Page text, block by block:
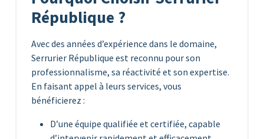
République ?
Avec des années d’expérience dans le domaine,
Serrurier République est reconnu pour son
professionnalisme, sa réactivité et son expertise.
En faisant appel à leurs services, vous
bénéficierez :
D’une équipe qualifiée et certifiée, capable